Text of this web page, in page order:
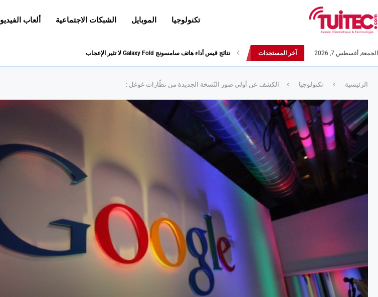
تكنولوجيا الموبايل الشبكات الاجتماعية ألعاب الفيديو
الجمعة, أغسطس 7, 2026 آخر المستجدات أحدث إصدارات هواوي: هاتف “nova 8 SE” ينطلق رسميا مع أربع...
الرئيسية تكنولوجيا الكشف عن أولى صور النّسخة الجديدة من نظّارات غوغل :